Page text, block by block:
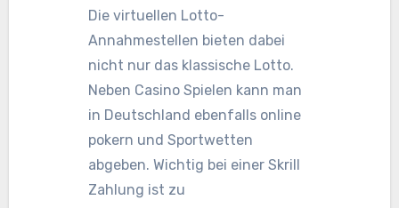
Die virtuellen Lotto-
Annahmestellen bieten dabei
nicht nur das klassische Lotto.
Neben Casino Spielen kann man
in Deutschland ebenfalls online
pokern und Sportwetten
abgeben. Wichtig bei einer Skrill
Zahlung ist zu